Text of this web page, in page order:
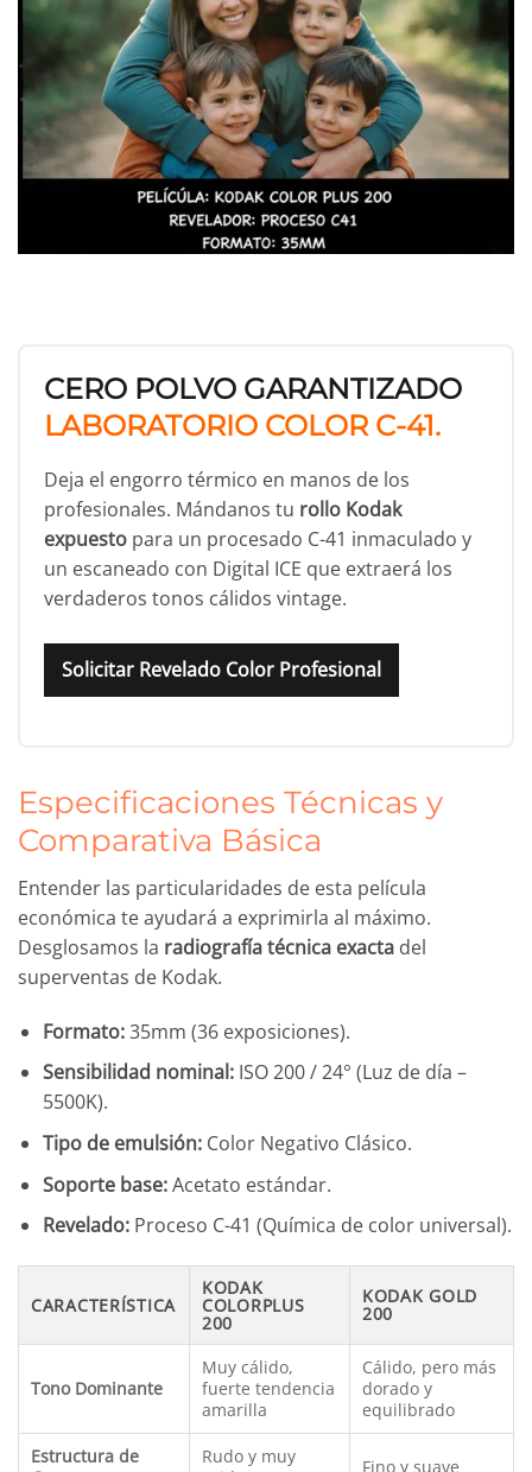
CERO POLVO GARANTIZADO
LABORATORIO COLOR C-41.
Deja el engorro térmico en manos de los
profesionales. Mándanos tu rollo Kodak
expuesto para un procesado C-41 inmaculado y
un escaneado con Digital ICE que extraerá los
verdaderos tonos cálidos vintage.
Solicitar Revelado Color Profesional
Especificaciones Técnicas y
Comparativa Básica
Entender las particularidades de esta película
económica te ayudará a exprimirla al máximo.
Desglosamos la radiografía técnica exacta del
superventas de Kodak.
Formato:35mm (36 exposiciones).
Sensibilidad nominal:ISO 200 / 24° (Luz de día –
5500K).
Tipo de emulsión:Color Negativo Clásico.
Soporte base:Acetato estándar.
Revelado:Proceso C-41 (Química de color universal).
CARACTERÍSTICA
KODAK
COLORPLUS
200
KODAK GOLD
200
Tono Dominante
Muy cálido,
fuerte tendencia
amarilla
Cálido, pero más
dorado y
equilibrado
Estructura de
Rudo y muy
Fino y suave